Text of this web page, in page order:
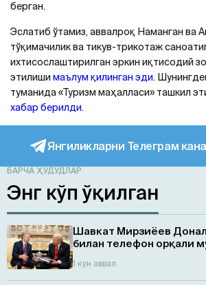
берган.
Эслатиб ўтамиз, аввалроқ Наманган ва
тўқимачилик ва тикув-трикотаж
ихтисослаштирилган эркин иқтисодий
этилиши маълум қилинган эди.
туманида «Туризм маҳалласи» ташкил
хабар берилди.
Янгиликларни Телеграм
БАРЧА ҲУДУДЛАР
Энг кўп ўқилган
Шавкат Мирзиёев
билан телефон орқали
1 кун аввал